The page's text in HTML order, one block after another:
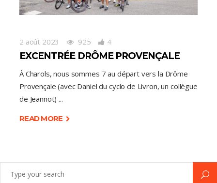
2 août 2023 925 4
EXCENTRÉE DRÔME PROVENÇALE
À Charols, nous sommes 7 au départ vers la Drôme
Provençale (avec Daniel du cyclo de Livron, un collègue
de Jeannot)
READ MORE